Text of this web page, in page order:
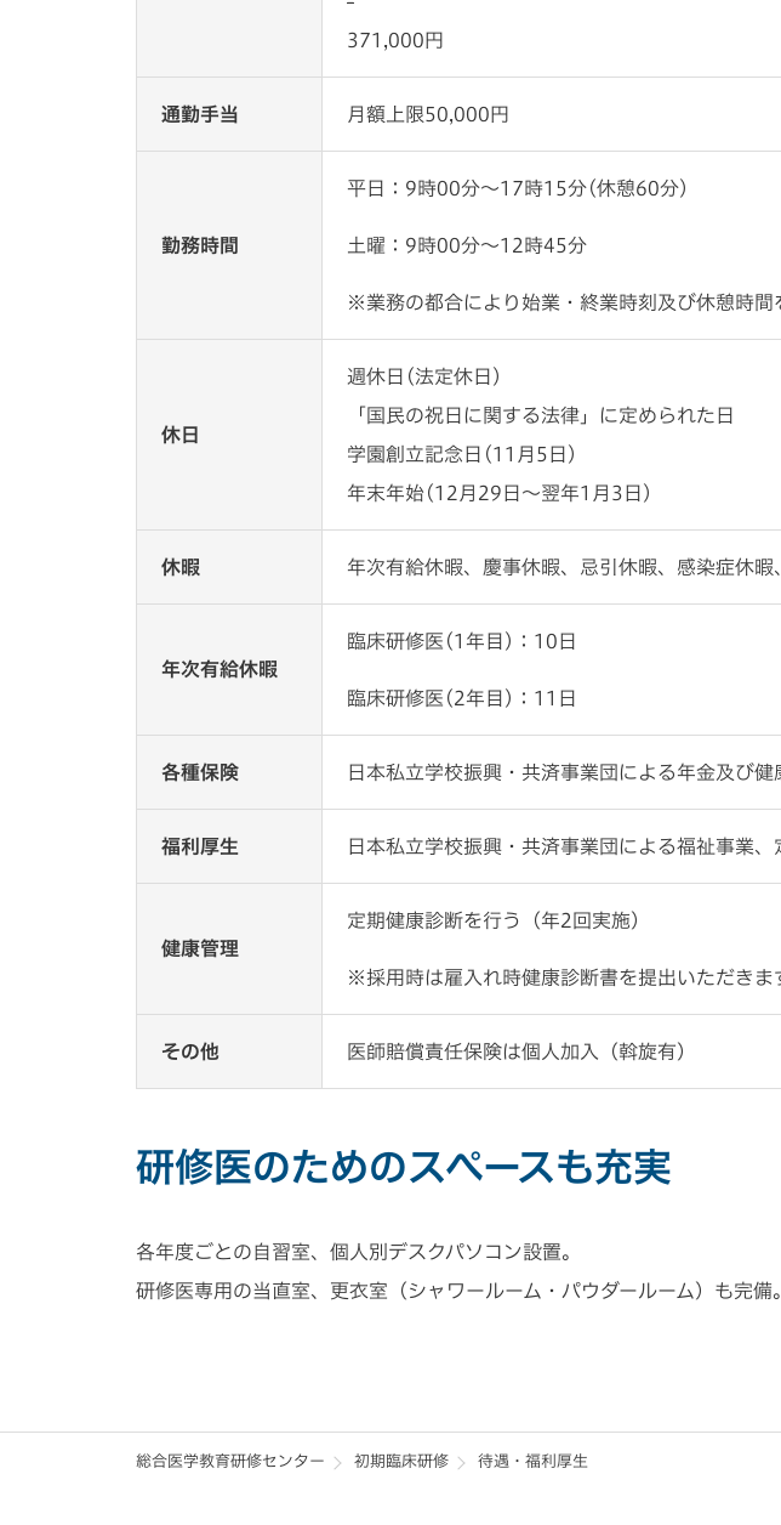
371,000円
通勤手当 月額上限50,000円
勤務時間
平日：9時00分〜17時15分(休憩60分)
土曜：9時00分〜12時45分
※業務の都合により始業・終業時刻及び休憩時間
休日
週休日(法定休日)
「国民の祝日に関する法律」に定められた日
学園創立記念日(11月5日)
年末年始(12月29日～翌年1月3日)
休暇 年次有給休暇、慶事休暇、忌引休暇、感染症休
年次有給休暇
臨床研修医(1年目)：10日
臨床研修医(2年目)：11日
各種保険 ⽇本私⽴学校振興・共済事業団による年⾦及び
福利厚生 ⽇本私⽴学校振興・共済事業団による福祉事業
健康管理
定期健康診断を行う（年2回実施）
※採用時は雇入れ時健康診断書を提出いただきま
その他 医師賠償責任保険は個人加入（斡旋有）
研修医のためのスペースも充実
各年度ごとの自習室、個人別デスクパソコン設置。
研修医専用の当直室、更衣室（シャワールーム・パウダールーム）も完備。
総合医学教育研修センター 初期臨床研修 待遇・福利厚生